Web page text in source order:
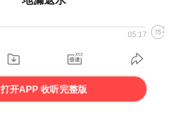
05:17
打开APP 收听完整版